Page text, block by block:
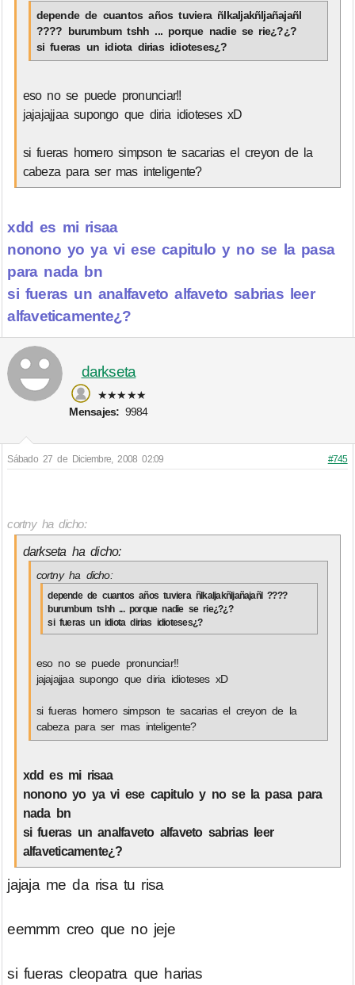
depende de cuantos años tuviera ñlkaljakñljañajañl
???? burumbum tshh ... porque nadie se rie¿?¿?
si fueras un idiota dirias idioteses¿?
eso no se puede pronunciar!!
jajajajjaa supongo que diria idioteses xD
si fueras homero simpson te sacarias el creyon de la
cabeza para ser mas inteligente?
xdd es mi risaa
nonono yo ya vi ese capitulo y no se la pasa
para nada bn
si fueras un analfaveto alfaveto sabrias leer
alfaveticamente¿?
darkseta
★★★★★
Mensajes: 9984
Sábado 27 de Diciembre, 2008 02:09 #745
cortny ha dicho:
darkseta ha dicho:
cortny ha dicho:
depende de cuantos años tuviera ñlkaljakñljañajañl ????
burumbum tshh ... porque nadie se rie¿?¿?
si fueras un idiota dirias idioteses¿?
eso no se puede pronunciar!!
jajajajjaa supongo que diria idioteses xD
si fueras homero simpson te sacarias el creyon de la
cabeza para ser mas inteligente?
xdd es mi risaa
nonono yo ya vi ese capitulo y no se la pasa para
nada bn
si fueras un analfaveto alfaveto sabrias leer
alfaveticamente¿?
jajaja me da risa tu risa
eemmm creo que no jeje
si fueras cleopatra que harias